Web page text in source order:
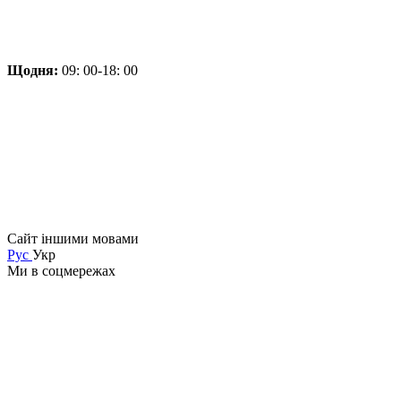
Щодня: 09: 00-18: 00
Сайт іншими мовами
Рус Укр
Ми в соцмережах